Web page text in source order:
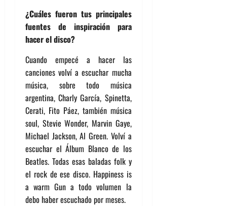
¿Cuáles fueron tus principales
fuentes de inspiración para
hacer el disco?
Cuando empecé a hacer las
canciones volví a escuchar mucha
música, sobre todo música
argentina, Charly García, Spinetta,
Cerati, Fito Páez, también música
soul, Stevie Wonder, Marvin Gaye,
Michael Jackson, Al Green. Volví a
escuchar el Álbum Blanco de los
Beatles. Todas esas baladas folk y
el rock de ese disco. Happiness is
a warm Gun a todo volumen la
debo haber escuchado por meses.